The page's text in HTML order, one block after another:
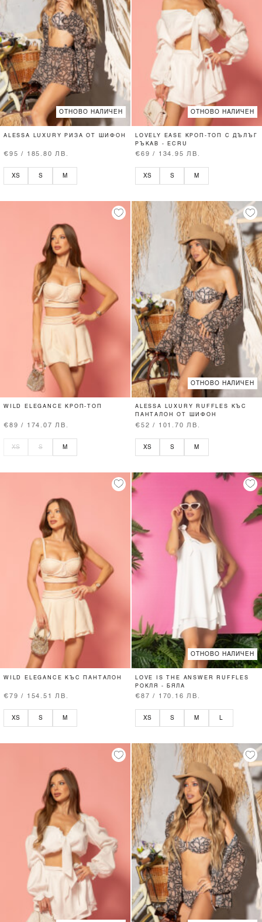
ОТНОВО НАЛИЧЕН
ALESSA LUXURY РИЗА ОТ ШИФОН
€95 / 185.80 ЛВ.
XS S M
ОТНОВО НАЛИЧЕН
LOVELY EASE КРОП-ТОП С ДЪЛЪГ
РЪКАВ - ECRU
€69 / 134.95 ЛВ.
XS S M
WILD ELEGANCE КРОП-ТОП
€89 / 174.07 ЛВ.
XS S M
ОТНОВО НАЛИЧЕН
ALESSA LUXURY RUFFLES КЪС
ПАНТАЛОН ОТ ШИФОН
€52 / 101.70 ЛВ.
XS S M
WILD ELEGANCE КЪС ПАНТАЛОН
€79 / 154.51 ЛВ.
XS S M
ОТНОВО НАЛИЧЕН
LOVE IS THE ANSWER RUFFLES
РОКЛЯ - БЯЛА
€87 / 170.16 ЛВ.
XS S M L